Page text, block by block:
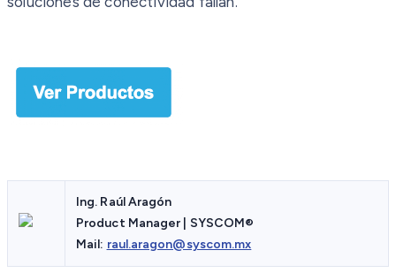
Ing. Raúl Aragón
Product Manager | SYSCOM®
Mail: raul.aragon@syscom.mx